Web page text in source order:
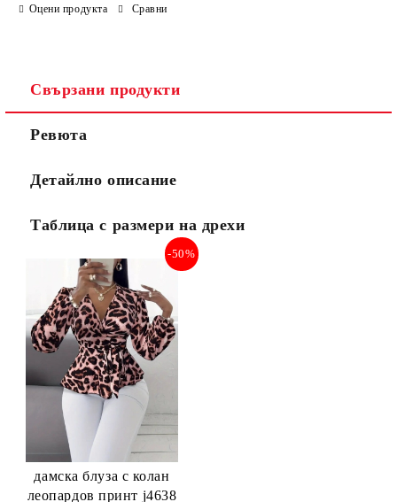
Оцени продукта Сравни
Свързани продукти
Ревюта
Детайлно описание
Таблица с размери на дрехи
дамска блуза с колан
леопардов принт j4638
-50%